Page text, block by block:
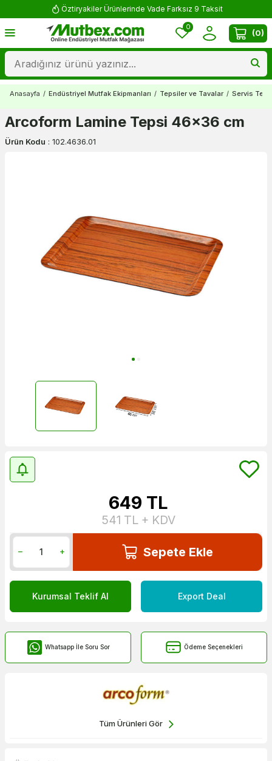
Öztiryakiler Ürünlerinde Vade Farksız 9 Taksit
0
(0)
Anasayfa / Endüstriyel Mutfak Ekipmanları / Tepsiler ve Tavalar / Servis
Arcoform Lamine Tepsi 46x36 cm
Ürün Kodu : 102.4636.01
649 TL
541 TL + KDV
Sepete Ekle
Kurumsal Teklif Al Export Deal
Whatsapp İle Soru Sor Ödeme Seçenekleri
Tüm Ürünleri Gör